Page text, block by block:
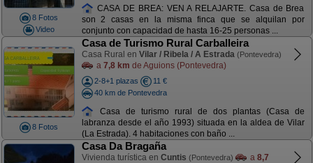
8 Fotos
Video
CASA DE BREA: VEN A RELAJARTE. Casa de Brea
son 2 casas en la misma finca que se alquilan por
conjunto con capacidad de hasta 16-25 personas ...
8 Fotos
Casa de Turismo Rural Carballeira
Casa Rural en Vilar / Ribela / A Estrada (Pontevedra)
a 7,8 km de Aguions (Pontevedra)
2-8+1 plazas
11 €
40 km de Pontevedra
Casa de turismo rural de dos plantas (Casa de
labranza desde el año 1993) situada en la aldea de Vilar
(La Estrada). 4 habitaciones con baño ...
Casa Da Bragaña
Vivienda turística en Cuntis (Pontevedra) a 8,7